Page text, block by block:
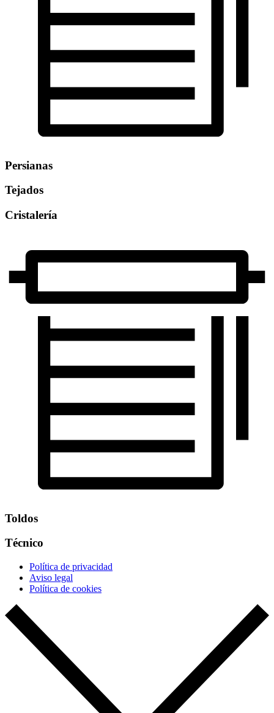
Persianas
Tejados
Cristalería
Toldos
Técnico
Política de privacidad
Aviso legal
Política de cookies